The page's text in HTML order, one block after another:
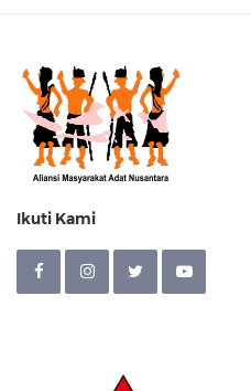
Ikuti Kami